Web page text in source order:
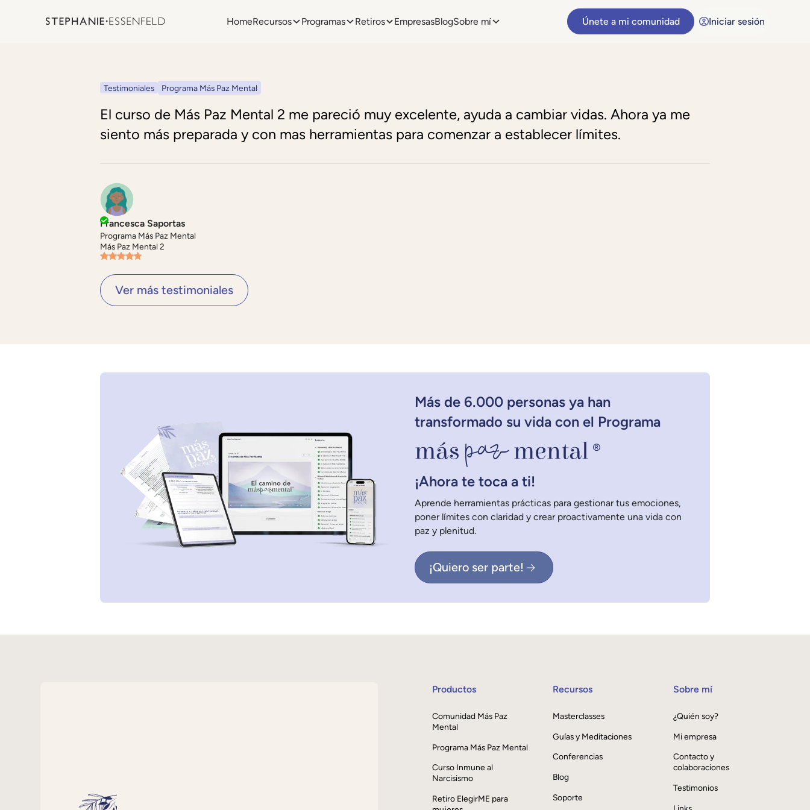
HomeRecursos Programas Retiros EmpresasBlogSobre mí Únete a mi comunidad Iniciar sesión
Testimoniales Programa Más Paz Mental
El curso de Más Paz Mental 2 me pareció muy excelente, ayuda a cambiar vidas. Ahora ya me
siento más preparada y con mas herramientas para comenzar a establecer límites.
Francesca Saportas
Programa Más Paz Mental
Más Paz Mental 2
Ver más testimoniales
Más de 6.000 personas ya han
transformado su vida con el Programa
más pazmental ®
¡Ahora te toca a ti!
Aprende herramientas prácticas para gestionar tus emociones,
poner límites con claridad y crear proactivamente una vida con
paz y plenitud.
¡Quiero ser parte!
Productos
Comunidad Más Paz
Mental
Programa Más Paz Mental
Curso Inmune al
Narcisismo
Retiro ElegirME para
Recursos
Masterclasses
Guías y Meditaciones
Conferencias
Blog
Soporte
Sobre mí
¿Quién soy?
Mi empresa
Contacto y
colaboraciones
Testimonios